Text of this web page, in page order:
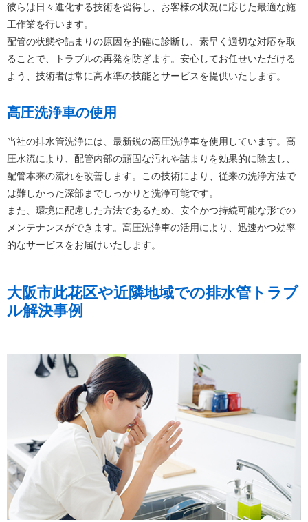
彼らは日々進化する技術を習得し、お客様の状況に応じた最適な施
工作業を行います。
配管の状態や詰まりの原因を的確に診断し、素早く適切な対応を取
ることで、トラブルの再発を防ぎます。安心してお任せいただける
よう、技術者は常に高水準の技能とサービスを提供いたします。
高圧洗浄車の使用
当社の排水管洗浄には、最新鋭の高圧洗浄車を使用しています。高
圧水流により、配管内部の頑固な汚れや詰まりを効果的に除去し、
配管本来の流れを改善します。この技術により、従来の洗浄方法で
は難しかった深部までしっかりと洗浄可能です。
また、環境に配慮した方法であるため、安全かつ持続可能な形での
メンテナンスができます。高圧洗浄車の活用により、迅速かつ効率
的なサービスをお届けいたします。
大阪市此花区や近隣地域での排水管トラブ
ル解決事例